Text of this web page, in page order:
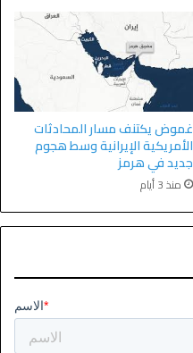
غموض يكتنف مسار المحادثات
الأمريكية الإيرانية وسط هجوم
جديد في هرمز
منذ 3 أيام